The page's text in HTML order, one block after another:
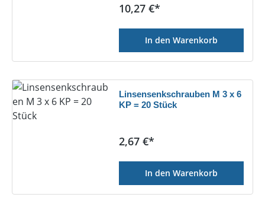
Regulärer Preis:
10,27 €*
In den Warenkorb
Linsensenkschrauben M 3 x 6
KP = 20 Stück
Regulärer Preis:
2,67 €*
In den Warenkorb